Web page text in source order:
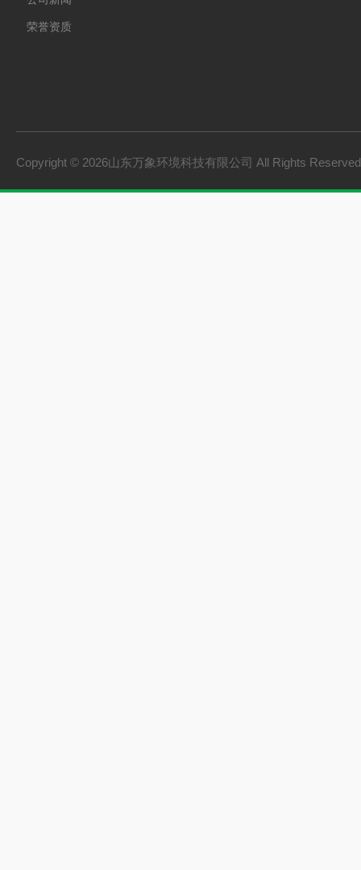
荣誉资质
Copyright © 2026山东万象环境科技有限公司 All Rights